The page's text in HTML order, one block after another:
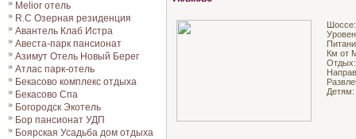
Melior отель
R.C Озерная резиденция
Авантель Клаб Истра
Авеста-парк пансионат
Азимут Отель Новый Берег
Атлас парк-отель
Бекасово комплекс отдыха
Бекасово Спа
Богородск Экотель
Бор пансионат УДП
Боярская Усадьба дом отдыха
Км от
Детям: